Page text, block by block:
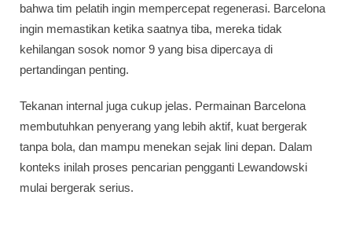
bahwa tim pelatih ingin mempercepat regenerasi. Barcelona
ingin memastikan ketika saatnya tiba, mereka tidak
kehilangan sosok nomor 9 yang bisa dipercaya di
pertandingan penting.
Tekanan internal juga cukup jelas. Permainan Barcelona
membutuhkan penyerang yang lebih aktif, kuat bergerak
tanpa bola, dan mampu menekan sejak lini depan. Dalam
konteks inilah proses pencarian pengganti Lewandowski
mulai bergerak serius.